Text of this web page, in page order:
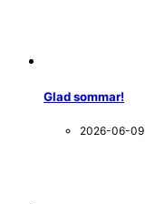
Glad sommar!
2026-06-09